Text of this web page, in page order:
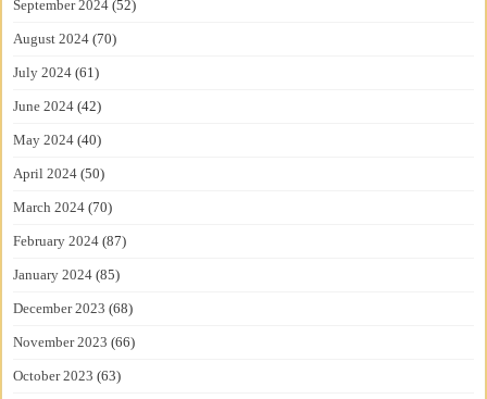
September 2024 (52)
August 2024 (70)
July 2024 (61)
June 2024 (42)
May 2024 (40)
April 2024 (50)
March 2024 (70)
February 2024 (87)
January 2024 (85)
December 2023 (68)
November 2023 (66)
October 2023 (63)